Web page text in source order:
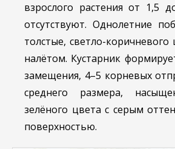
взрослого растения от 1,5
отсутствуют. Однолетние
толстые, светло-коричневого
налётом. Кустарник
замещения, 4–5 корневых
среднего размера,
зелёного цвета с серым
поверхностью.